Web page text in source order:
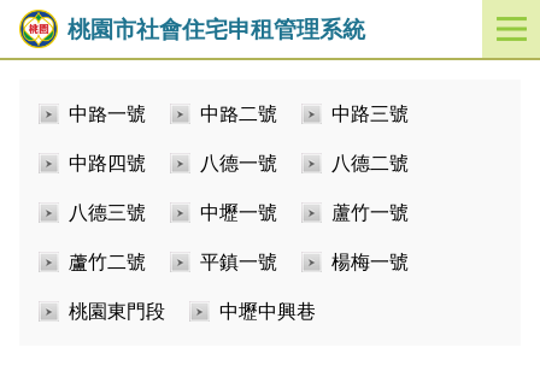
桃園市社會住宅申租管理系統
開
啟
中路一號 中路二號 中路三號
中路四號 八德一號 八德二號
八德三號 中壢一號 蘆竹一號
蘆竹二號 平鎮一號 楊梅一號
桃園東門段 中壢中興巷